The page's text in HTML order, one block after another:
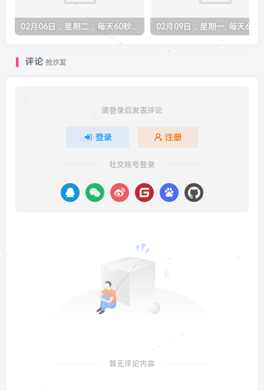
02月06日，星期二，每天60秒读懂全世界！
评论 抢沙发
请登录后发表评论
登录 注册
社交账号登录
暂无评论内容